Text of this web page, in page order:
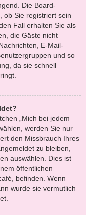
Die Board-
ob Sie registriert sein
Fall erhalten Sie als
die Gäste nicht
E-Mail-
und so
da sie schnell
„Mich bei jedem
werden Sie nur
den Missbrauch Ihres
zu bleiben,
auswählen. Dies ist
öffentlichen
befinden. Wenn
wurde sie vermutlich